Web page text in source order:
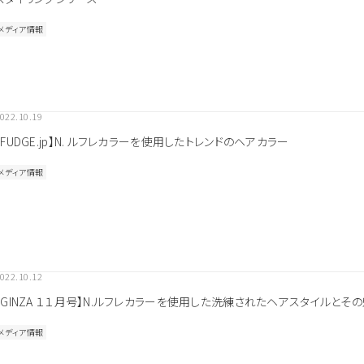
ディア情報
FUDGE.jp】N. ルフレカラーを使用したトレンドのヘアカラー
ディア情報
GINZA １１月号】N.ルフレカラーを使用した洗練されたヘアスタイルとそ
ディア情報